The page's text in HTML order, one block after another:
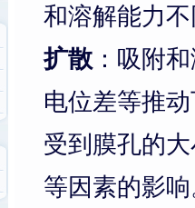
和溶解能力
扩散：吸附
电位差等推
受到膜孔的
等因素的影